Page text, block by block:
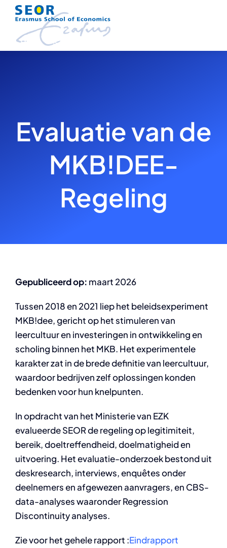
Skip
content
Evaluatie van de
MKB!DEE-
Regeling
Gepubliceerd op: maart 2026
Tussen 2018 en 2021 liep het beleidsexperiment
MKB!dee, gericht op het stimuleren van
leercultuur en investeringen in ontwikkeling en
scholing binnen het MKB. Het experimentele
karakter zat in de brede definitie van leercultuur,
waardoor bedrijven zelf oplossingen konden
bedenken voor hun knelpunten.
In opdracht van het Ministerie van EZK
evalueerde SEOR de regeling op legitimiteit,
bereik, doeltreffendheid, doelmatigheid en
uitvoering. Het evaluatie-onderzoek bestond uit
deskresearch, interviews, enquêtes onder
deelnemers en afgewezen aanvragers, en CBS-
data-analyses waaronder Regression
Discontinuity analyses.
Zie voor het gehele rapport :Eindrapport